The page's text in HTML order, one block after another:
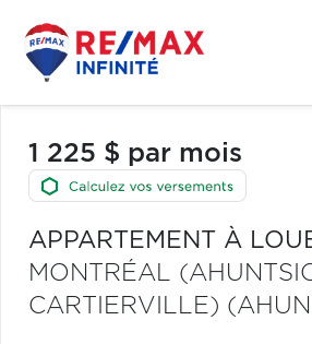
1 225 $ par mois
APPARTEMENT À
MONTRÉAL
CARTIERVILLE)